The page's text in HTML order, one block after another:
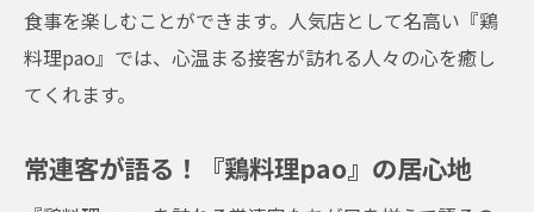
食事を楽しむことができます。人気店として名高い『鶏
料理pao』では、心温まる接客が訪れる人々の心を癒し
てくれます。
常連客が語る！『鶏料理pao』の居心地